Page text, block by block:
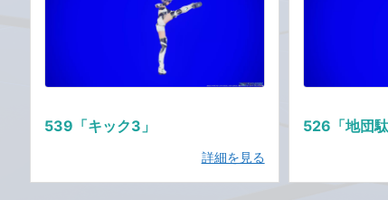
539「キック3」
詳細を見る
526「地団駄